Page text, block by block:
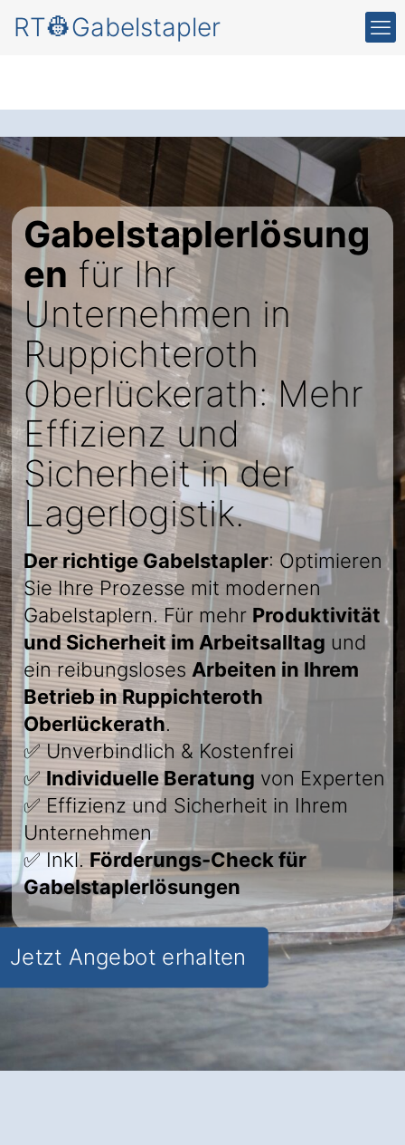
RT👷Gabelstapler
Gabelstaplerlösung
en für Ihr
Unternehmen in
Ruppichteroth
Oberlückerath: Mehr
Effizienz und
Sicherheit in der
Lagerlogistik.
Der richtige Gabelstapler: Optimieren
Sie Ihre Prozesse mit modernen
Gabelstaplern. Für mehr Produktivität
und Sicherheit im Arbeitsalltag und
ein reibungsloses Arbeiten in Ihrem
Betrieb in Ruppichteroth
Oberlückerath.
✅ Unverbindlich & Kostenfrei
✅ Individuelle Beratung von Experten
✅ Effizienz und Sicherheit in Ihrem
Unternehmen
✅ Inkl. Förderungs-Check für
Gabelstaplerlösungen
Jetzt Angebot erhalten